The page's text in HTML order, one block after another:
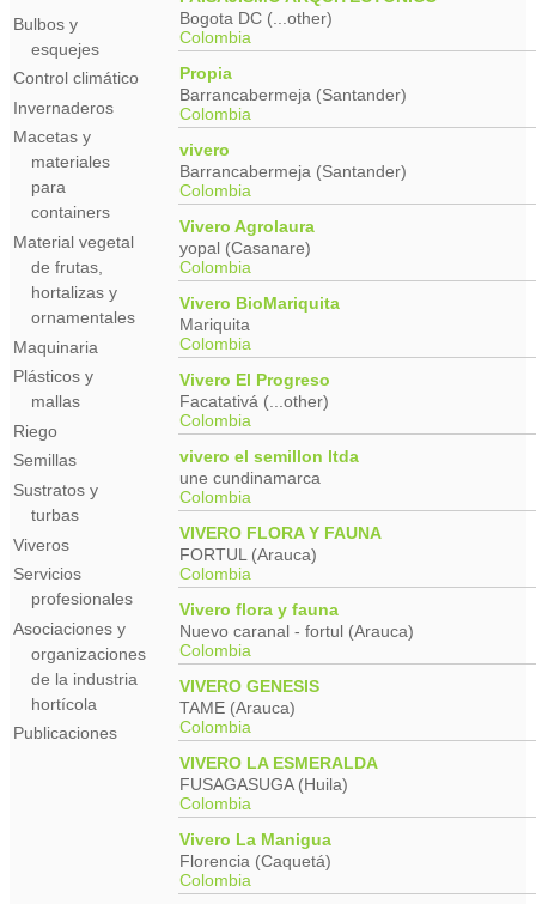
Bulbos y
esquejes
Control climático
Invernaderos
Macetas y
materiales
para
containers
Material vegetal
de frutas,
hortalizas y
ornamentales
Maquinaria
Plásticos y
mallas
Riego
Semillas
Sustratos y
turbas
Viveros
Servicios
profesionales
Asociaciones y
organizaciones
de la industria
hortícola
Publicaciones
Bogota DC (...other)
Colombia
Propia
Barrancabermeja (Santander)
Colombia
vivero
Barrancabermeja (Santander)
Colombia
Vivero Agrolaura
yopal (Casanare)
Colombia
Vivero BioMariquita
Mariquita
Colombia
Vivero El Progreso
Facatativá (...other)
Colombia
vivero el semillon ltda
une cundinamarca
Colombia
VIVERO FLORA Y FAUNA
FORTUL (Arauca)
Colombia
Vivero flora y fauna
Nuevo caranal - fortul (Arauca)
Colombia
VIVERO GENESIS
TAME (Arauca)
Colombia
VIVERO LA ESMERALDA
FUSAGASUGA (Huila)
Colombia
Vivero La Manigua
Florencia (Caquetá)
Colombia